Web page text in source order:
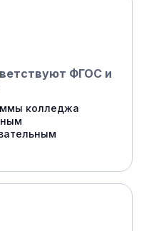
ФГОС и
колледжа